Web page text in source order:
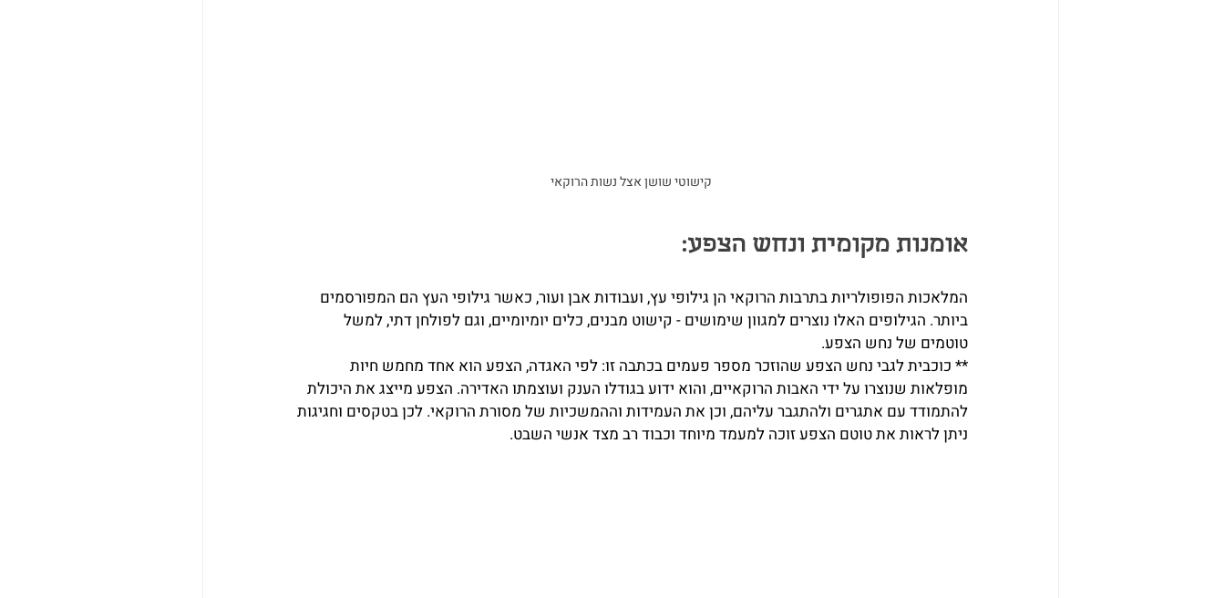
קישוטי שושן אצל נשות הרוקאי
אומנות מקומית ונחש הצפע:
המלאכות הפופולריות בתרבות הרוקאי הן גילופי עץ, ועבודות אבן ועור, כאשר גילופי העץ הם המפורסמים
ביותר. הגילופים האלו נוצרים למגוון שימושים - קישוט מבנים, כלים יומיומיים, וגם לפולחן דתי, למשל
טוטמים של נחש הצפע.
** כוכבית לגבי נחש הצפע שהוזכר מספר פעמים בכתבה זו: לפי האגדה, הצפע הוא אחד מחמש חיות
מופלאות שנוצרו על ידי האבות הרוקאיים, והוא ידוע בגודלו הענק ועוצמתו האדירה. הצפע מייצג את היכולת
להתמודד עם אתגרים ולהתגבר עליהם, וכן את העמידות וההמשכיות של מסורת הרוקאי. לכן בטקסים וחגיגות
ניתן לראות את טוטם הצפע זוכה למעמד מיוחד וכבוד רב מצד אנשי השבט.